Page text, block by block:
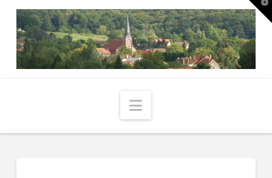
Navigation